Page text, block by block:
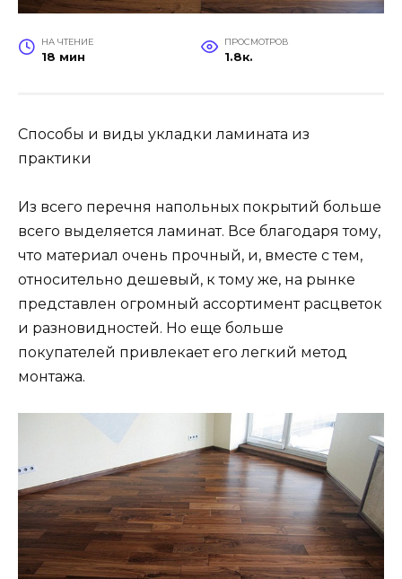
НА ЧТЕНИЕ
18 мин
ПРОСМОТРОВ
1.8к.
Способы и виды укладки ламината из
практики
Из всего перечня напольных покрытий больше
всего выделяется ламинат. Все благодаря тому,
что материал очень прочный, и, вместе с тем,
относительно дешевый, к тому же, на рынке
представлен огромный ассортимент расцветок
и разновидностей. Но еще больше
покупателей привлекает его легкий метод
монтажа.